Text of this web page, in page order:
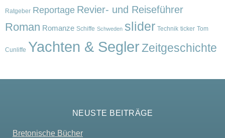
Ratgeber Reportage Revier- und Reiseführer
Roman Romanze Schiffe Schweden slider Technik ticker Tom
Cunliffe Yachten & SeglerZeitgeschichte
NEUSTE BEITRÄGE
Bretonische Bücher